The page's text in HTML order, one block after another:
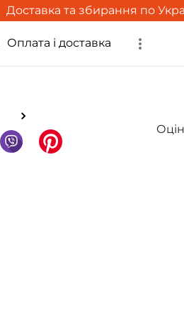
Доставка та збирання по
Оплата і доставка